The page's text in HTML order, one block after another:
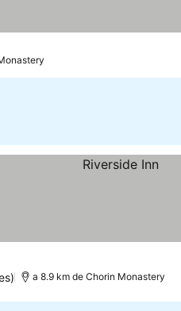
a 8.9 km de Chorin Monastery